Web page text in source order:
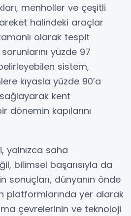
menholler ve çeşitli
halindeki araçlar
olarak tespit
yüzde 97
sistem,
kıyasla yüzde 90’a
kent
dönemin kapılarını
yalnızca saha
bilimsel başarısıyla da
sonuçları, dünyanın önde
platformlarında yer alarak
çevrelerinin ve teknoloji